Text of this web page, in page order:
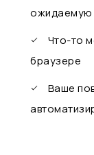
ожидаемую
Что-то
браузере
Ваше